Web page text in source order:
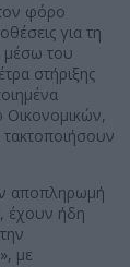
φόρο
για τη
μέσω του
στήριξης
Οικονομικών,
αποπληρωμή
έχουν ήδη
με